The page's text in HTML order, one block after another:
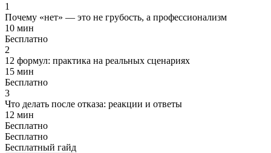
1
Почему «нет» — это не грубость, а профессионализм
10 мин
Бесплатно
2
12 формул: практика на реальных сценариях
15 мин
Бесплатно
3
Что делать после отказа: реакции и ответы
12 мин
Бесплатно
Бесплатно
Бесплатный гайд